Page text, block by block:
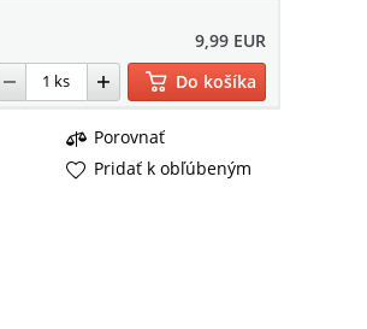
9,99 EUR
Do košíka
Porovnať
Pridať k obľúbeným